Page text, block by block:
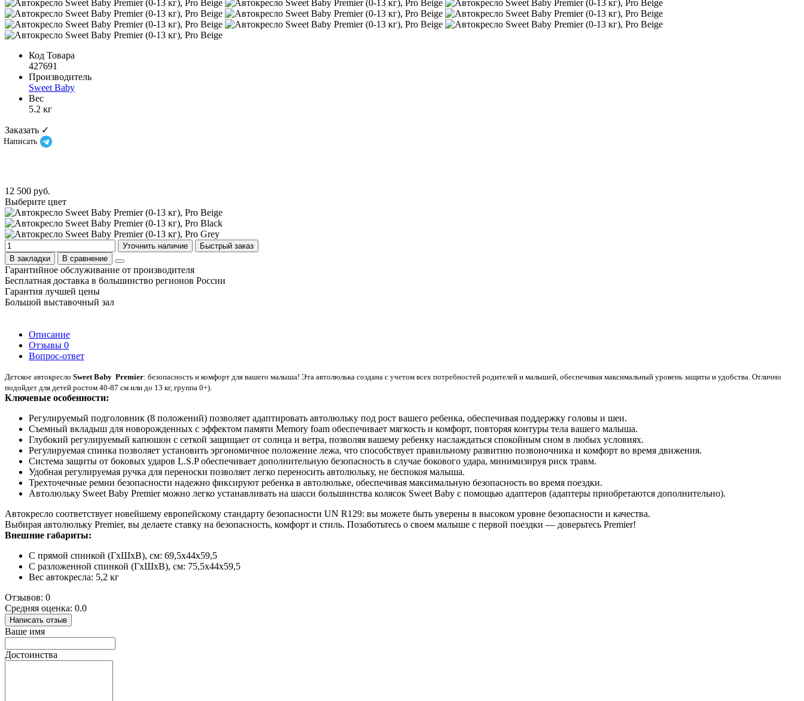
Код Товара
427691
Производитель
Sweet Baby
Вес
5.2 кг
Заказать ✓
Написать
12 500 руб.
Выберите цвет
Уточнить наличие
Быстрый заказ
В закладки
В сравнение
Гарантийное обслуживание от производителя
Бесплатная доставка в большинство регионов России
Гарантия лучшей цены
Большой выставочный зал
Описание
Отзывы 0
Вопрос-ответ
Детское автокресло Sweet Baby Premier: безопасность и комфорт для вашего малыша! Эта автолюлька создана с учетом всех потребностей родителей и малышей, обеспечивая максимальный уровень защиты и удобства. Отлично
подойдет для детей ростом 40-87 см или до 13 кг, группа 0+).
Ключевые особенности:
Регулируемый подголовник (8 положений) позволяет адаптировать автолюльку под рост вашего ребенка, обеспечивая поддержку головы и шеи.
Съемный вкладыш для новорожденных с эффектом памяти Memory foam обеспечивает мягкость и комфорт, повторяя контуры тела вашего малыша.
Глубокий регулируемый капюшон с сеткой защищает от солнца и ветра, позволяя вашему ребенку наслаждаться спокойным сном в любых условиях.
Регулируемая спинка позволяет установить эргономичное положение лежа, что способствует правильному развитию позвоночника и комфорт во время движения.
Система защиты от боковых ударов L.S.P обеспечивает дополнительную безопасность в случае бокового удара, минимизируя риск травм.
Удобная регулируемая ручка для переноски позволяет легко переносить автолюльку, не беспокоя малыша.
Трехточечные ремни безопасности надежно фиксируют ребенка в автолюльке, обеспечивая максимальную безопасность во время поездки.
Автолюльку Sweet Baby Premier можно легко устанавливать на шасси большинства колясок Sweet Baby с помощью адаптеров (адаптеры приобретаются дополнительно).
Автокресло соответствует новейшему европейскому стандарту безопасности UN R129: вы можете быть уверены в высоком уровне безопасности и качества.
Выбирая автолюльку Premier, вы делаете ставку на безопасность, комфорт и стиль. Позаботьтесь о своем малыше с первой поездки — доверьтесь Premier!
Внешние габариты:
С прямой спинкой (ГхШхВ), см: 69,5х44x59,5
С разложенной спинкой (ГхШхВ), см: 75,5х44х59,5
Вес автокресла: 5,2 кг
Отзывов: 0
Средняя оценка: 0.0
Написать отзыв
Ваше имя
Достоинства